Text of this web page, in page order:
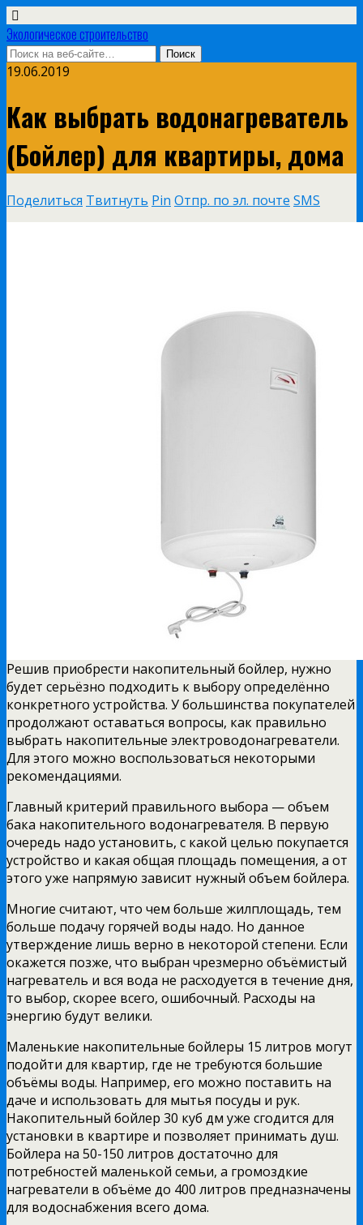
Экологическое строительство
19.06.2019
Как выбрать водонагреватель
(Бойлер) для квартиры, дома
Поделиться Твитнуть Pin Отпр. по эл. почте SMS
Решив приобрести накопительный бойлер, нужно
будет серьёзно подходить к выбору определённо
конкретного устройства. У большинства покупателей
продолжают оставаться вопросы, как правильно
выбрать накопительные электроводонагреватели.
Для этого можно воспользоваться некоторыми
рекомендациями.
Главный критерий правильного выбора — объем
бака накопительного водонагревателя. В первую
очередь надо установить, с какой целью покупается
устройство и какая общая площадь помещения, а от
этого уже напрямую зависит нужный объем бойлера.
Многие считают, что чем больше жилплощадь, тем
больше подачу горячей воды надо. Но данное
утверждение лишь верно в некоторой степени. Если
окажется позже, что выбран чрезмерно объёмистый
нагреватель и вся вода не расходуется в течение дня,
то выбор, скорее всего, ошибочный. Расходы на
энергию будут велики.
Маленькие накопительные бойлеры 15 литров могут
подойти для квартир, где не требуются большие
объёмы воды. Например, его можно поставить на
даче и использовать для мытья посуды и рук.
Накопительный бойлер 30 куб дм уже сгодится для
установки в квартире и позволяет принимать душ.
Бойлера на 50-150 литров достаточно для
потребностей маленькой семьи, а громоздкие
нагреватели в объёме до 400 литров предназначены
для водоснабжения всего дома.